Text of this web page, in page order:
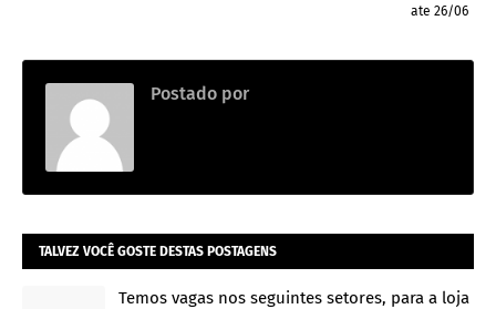
ate 26/06
Postado por
TALVEZ VOCÊ GOSTE DESTAS POSTAGENS
Temos vagas nos seguintes setores, para a loja